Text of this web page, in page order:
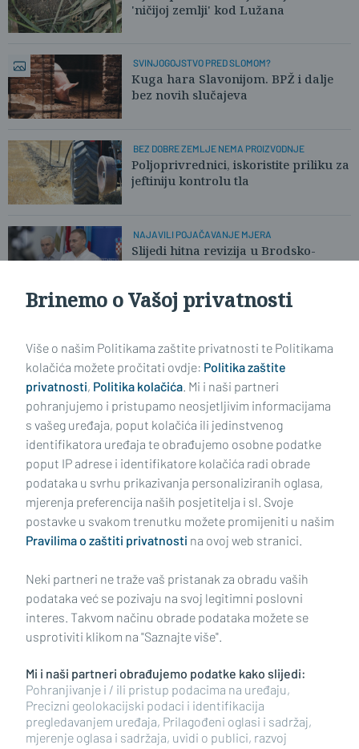
'ničijoj zemlji' kod Lužana
SVINJOGOJSTVO PRED SLOMOM?
Kuga hara Slavonijom. BPŽ i dalje
bez novih slučajeva
BEZ DOBRE ZEMLJE NEMA PROIZVODNJE
Poljoprivrednici, iskoristite priliku za
jeftiniju kontrolu tla
NAJAVILI POJAČAVANJE MJERA
Slijedi hitna revizija u Brodsko-
Impressum Uvjeti korištenja Politika privatnosti
Politika kolačića Kontakt Pritužbe Suradnici
Oglašavanje
RUBRIKE
BRODSKO-POSAVSKA ŽUPANIJA
POŽEŠKO-SLAVONSKA ŽUPANIJA
Brinemo o Vašoj privatnosti
Više o našim Politikama zaštite privatnosti te Politikama
kolačića možete pročitati ovdje: Politika zaštite
privatnosti, Politika kolačića. Mi i naši partneri
pohranjujemo i pristupamo neosjetljivim informacijama
s vašeg uređaja, poput kolačića ili jedinstvenog
identifikatora uređaja te obrađujemo osobne podatke
poput IP adrese i identifikatore kolačića radi obrade
podataka u svrhu prikazivanja personaliziranih oglasa,
mjerenja preferencija naših posjetitelja i sl. Svoje
postavke u svakom trenutku možete promijeniti u našim
Pravilima o zaštiti privatnosti na ovoj web stranici.
Neki partneri ne traže vaš pristanak za obradu vaših
podataka već se pozivaju na svoj legitimni poslovni
interes. Takvom načinu obrade podataka možete se
usprotiviti klikom na "Saznajte više".
Mi i naši partneri obrađujemo podatke kako slijedi:
Pohranjivanje i / ili pristup podacima na uređaju,
Precizni geolokacijski podaci i identifikacija
pregledavanjem uređaja, Prilagođeni oglasi i sadržaj,
mjerenje oglasa i sadržaja, uvidi o publici, razvoj